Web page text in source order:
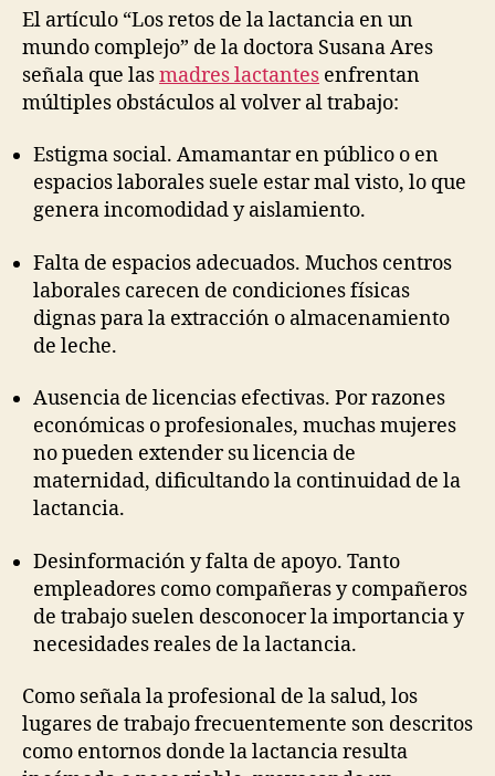
publicación
publicación
El artículo “Los retos de la lactancia en un
mundo complejo” de la doctora Susana Ares
señala que lasmadres lactantes enfrentan
múltiples obstáculos al volver al trabajo:
Estigma social. Amamantar en público o en
espacios laborales suele estar mal visto, lo que
genera incomodidad y aislamiento.
Falta de espacios adecuados. Muchos centros
laborales carecen de condiciones físicas
dignas para la extracción o almacenamiento
de leche.
Ausencia de licencias efectivas. Por razones
económicas o profesionales, muchas mujeres
no pueden extender su licencia de
maternidad, dificultando la continuidad de la
lactancia.
Desinformación y falta de apoyo. Tanto
empleadores como compañeras y compañeros
de trabajo suelen desconocer la importancia y
necesidades reales de la lactancia.
Como señala la profesional de la salud, los
lugares de trabajo frecuentemente son descritos
como entornos donde la lactancia resulta